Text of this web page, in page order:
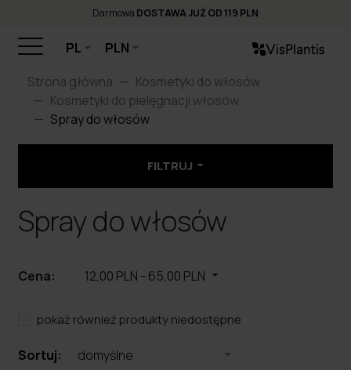
Darmowa DOSTAWA JUŻ OD 119 PLN
PL
PLN
Strona główna
Kosmetyki do włosów
Kosmetyki do pielęgnacji włosów
Spray do włosów
FILTRUJ
Spray do włosów
Cena: 12,00 PLN - 65,00 PLN
pokaż również produkty niedostępne
Sortuj: domyślne